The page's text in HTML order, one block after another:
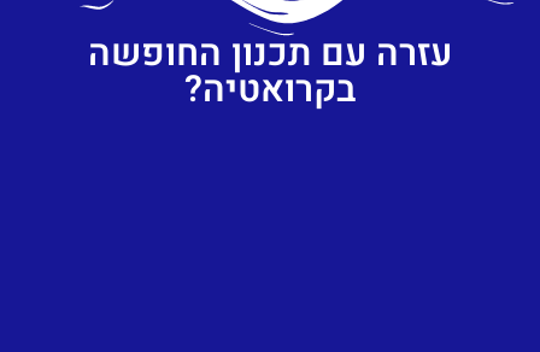
עזרה עם תכנון החופשה
בקרואטיה?